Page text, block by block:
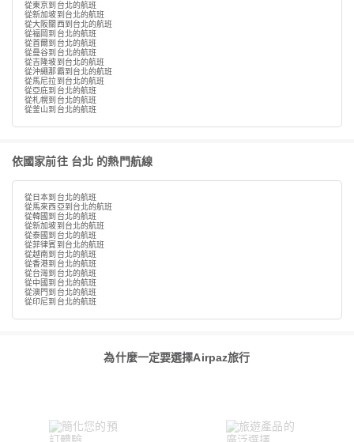
從東京到台北的航班
從新加坡到台北的航班
從大阪關西到台北的航班
從福岡到台北的航班
從首爾到台北的航班
從曼谷到台北的航班
從吉隆坡到台北的航班
從沖繩那霸到台北的航班
從馬尼拉到台北的航班
從亞庇到台北的航班
從札幌到台北的航班
從釜山到台北的航班
依國家前往 台北 的熱門航線
從日本到台北的航班
從馬來西亞到台北的航班
從韓國到台北的航班
從新加坡到台北的航班
從泰國到台北的航班
從菲律賓到台北的航班
從越南到台北的航班
從香港到台北的航班
從台灣到台北的航班
從中國到台北的航班
從澳門到台北的航班
從印尼到台北的航班
為什麼一定要選擇Airpaz旅行